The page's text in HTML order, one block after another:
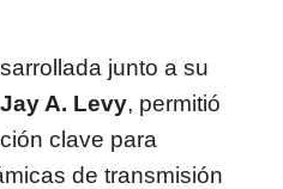
junto a su
A. Levy, permitió
clave para
de transmisión